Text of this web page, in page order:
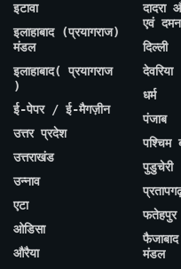
इटावा
इलाहाबाद (प्रयागराज)
मंडल
इलाहाबाद( प्रयागराज
)
ई-पेपर / ई-मैगज़ीन
उत्तर प्रदेश
उत्तराखंड
उन्नाव
एटा
ओडिसा
औरैया
दादरा
एवं
दिल्ली
देवरिया
धर्म
पंजाब
पश्चिम
पुडुचेरी
फतेहपुर
मंडल